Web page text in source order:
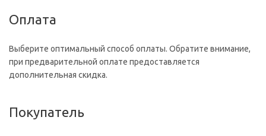
Оплата
Выберите оптимальный способ оплаты. Обратите внимание,
при предварительной оплате предоставляется
дополнительная скидка.
Покупатель